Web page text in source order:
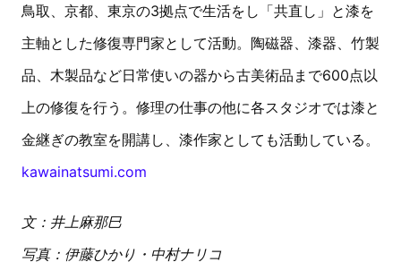
鳥取、京都、東京の3拠点で生活をし「共直し」と漆を
主軸とした修復専門家として活動。陶磁器、漆器、竹製
品、木製品など日常使いの器から古美術品まで600点以
上の修復を行う。修理の仕事の他に各スタジオでは漆と
金継ぎの教室を開講し、漆作家としても活動している。
kawainatsumi.com
文：井上麻那巳
写真：伊藤ひかり・中村ナリコ